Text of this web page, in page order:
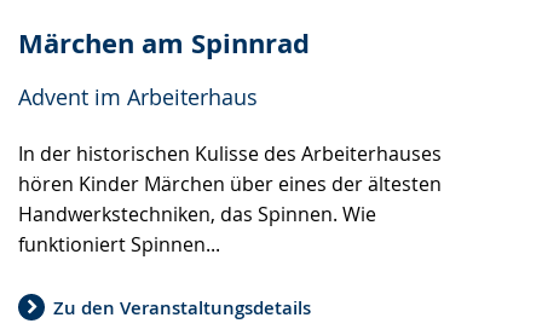
Märchen am Spinnrad
Advent im Arbeiterhaus
In der historischen Kulisse des Arbeiterhauses
hören Kinder Märchen über eines der ältesten
Handwerkstechniken, das Spinnen. Wie
funktioniert Spinnen...
Zu den Veranstaltungsdetails